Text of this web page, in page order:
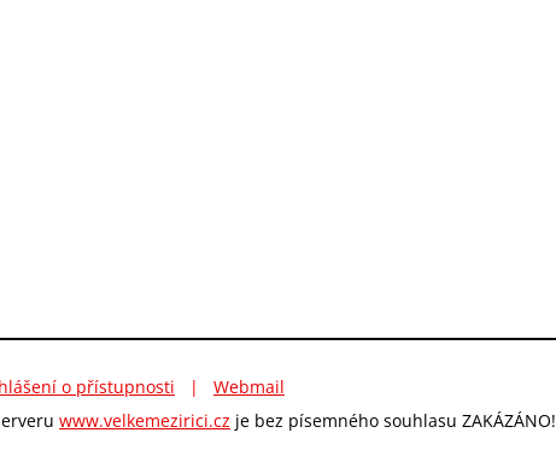
o přístupnosti | Webmail
www.velkemezirici.cz je bez písemného souhlasu ZAKÁZÁNO!